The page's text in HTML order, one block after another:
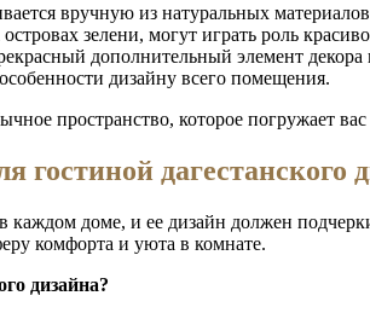
вручную из натуральных
зелени, могут играть роль
дополнительный элемент
дизайну всего помещения.
пространство, которое погружает
гостиной дагестанского
доме, и ее дизайн должен
комфорта и уюта в комнате.
дизайна?